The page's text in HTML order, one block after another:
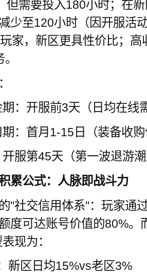
但需要投入180小时；在
少至120小时（因开服活
家，新区更具性价比；
：开服前3天（日均在线
：首月1-15日（装备收
服第45天（第一波退游
累公式：人脉即战斗力
"社交信用体系"：玩家通
度可达账号价值的80%。
现为：
新区日均15%vs老区3%